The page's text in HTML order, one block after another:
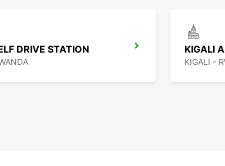
DRIVE STATION
KIGALI -